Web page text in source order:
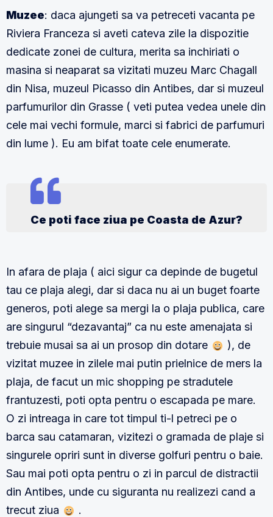
Muzee: daca ajungeti sa va petreceti vacanta pe
Riviera Franceza si aveti cateva zile la dispozitie
dedicate zonei de cultura, merita sa inchiriati o
masina si neaparat sa vizitati muzeu Marc Chagall
din Nisa, muzeul Picasso din Antibes, dar si muzeul
parfumurilor din Grasse ( veti putea vedea unele din
cele mai vechi formule, marci si fabrici de parfumuri
din lume ). Eu am bifat toate cele enumerate.
Ce poti face ziua pe Coasta de Azur?
In afara de plaja ( aici sigur ca depinde de bugetul
tau ce plaja alegi, dar si daca nu ai un buget foarte
generos, poti alege sa mergi la o plaja publica, care
are singurul “dezavantaj” ca nu este amenajata si
trebuie musai sa ai un prosop din dotare
), de
vizitat muzee in zilele mai putin prielnice de mers la
plaja, de facut un mic shopping pe stradutele
frantuzesti, poti opta pentru o escapada pe mare.
O zi intreaga in care tot timpul ti-l petreci pe o
barca sau catamaran, vizitezi o gramada de plaje si
singurele opriri sunt in diverse golfuri pentru o baie.
Sau mai poti opta pentru o zi in parcul de distractii
din Antibes, unde cu siguranta nu realizezi cand a
trecut ziua
.